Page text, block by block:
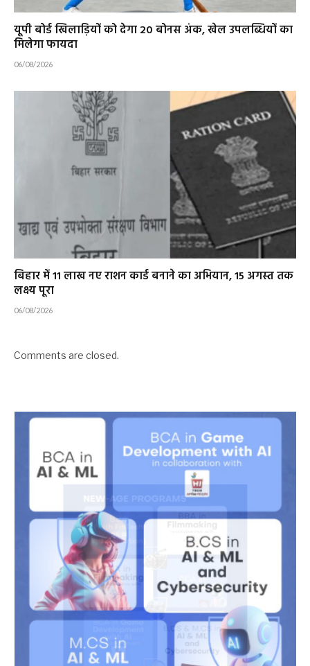
यूपी बोर्ड खिलाड़ियों को देगा 20 बोनस अंक, खेल उपलब्धियों का
मिलेगा फायदा
06/08/2026
बिहार में 11 लाख नए राशन कार्ड बनाने का अभियान, 15 अगस्त तक
लक्ष्य पूरा
06/08/2026
Comments are closed.